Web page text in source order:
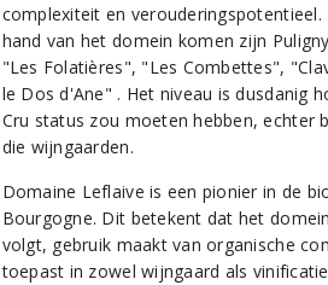
complexiteit en
hand van het domein komen zijn
"Les Folatières", "Les Combettes",
le Dos d'Ane" . Het niveau is dusdanig
Cru status zou moeten hebben, echter
die wijngaarden.
Domaine Leflaive is een pionier in de
Bourgogne. Dit betekent dat het
volgt, gebruik maakt van organische
toepast in zowel wijngaard als